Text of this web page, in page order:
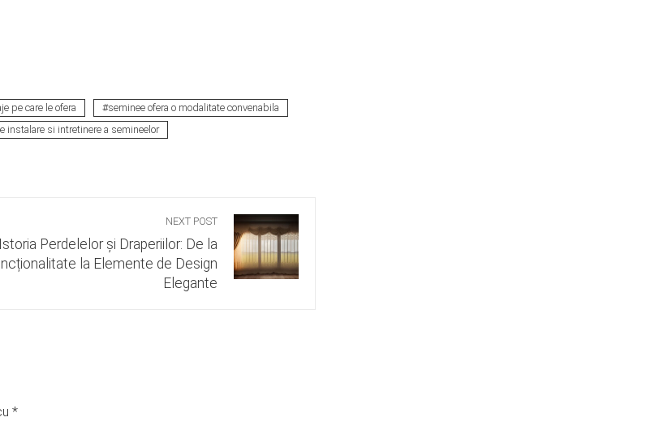
pe care le ofera
seminee ofera o modalitate convenabila
instalare si intretinere a semineelor
NEXT POST
Istoria Perdelelor și Draperiilor: De la
la Elemente de Design
Elegante
*